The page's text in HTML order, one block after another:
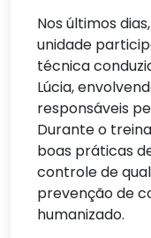
Nos últimos
unidade
técnica
Lúcia,
responsáveis
Durante o
boas práticas
controle de
prevenção de
humanizado.